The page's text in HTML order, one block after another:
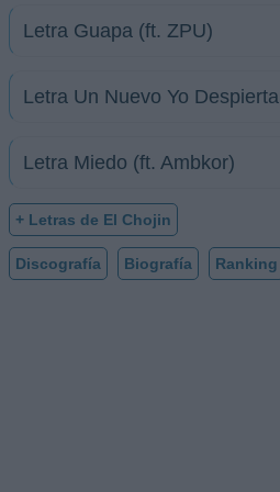
Letra Guapa (ft. ZPU)
Letra Un Nuevo Yo Despierta
Letra Miedo (ft. Ambkor)
+ Letras de El Chojin
Discografía Biografía Ranking